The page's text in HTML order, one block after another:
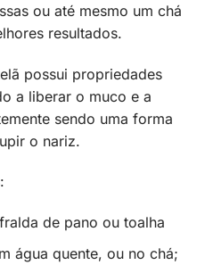
ou até mesmo um chá
resultados.
possui propriedades
a liberar o muco e a
sendo uma forma
o nariz.
de pano ou toalha
água quente, ou no chá;